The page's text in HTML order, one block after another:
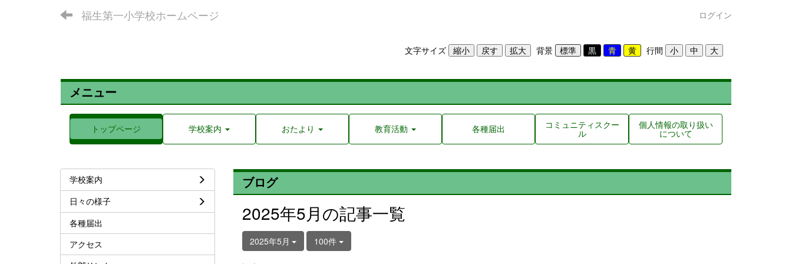
福生第一小学校ホームページ ログイン
文字サイズ 背景 行間
メニュー
トップページ 学校案内 おたより 教育活動 各種届出 コミュニティスクー
ル
個人情報の取り扱い
について
ブログ
2025年5月の記事一覧
2025年5月 100件
学校案内
日々の様子
各種届出
アクセス